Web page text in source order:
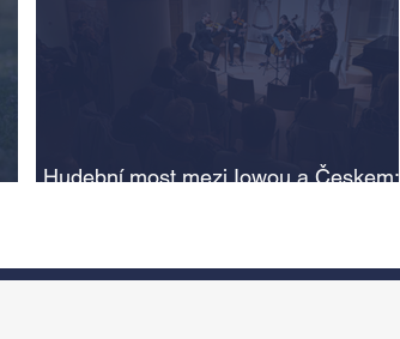
Hudební most mezi Iowou a Českem: